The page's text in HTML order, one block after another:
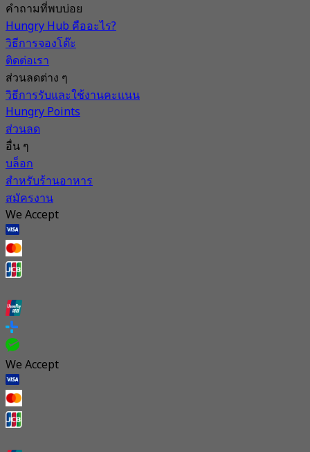
คำถามที่พบบ่อย
Hungry Hub คืออะไร?
วิธีการจองโต๊ะ
ติดต่อเรา
ส่วนลดต่าง ๆ
วิธีการรับและใช้งานคะแนน
Hungry Points
ส่วนลด
อื่น ๆ
บล็อก
สำหรับร้านอาหาร
สมัครงาน
We Accept
We Accept